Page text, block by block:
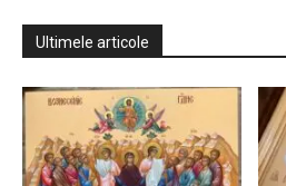
Ultimele articole